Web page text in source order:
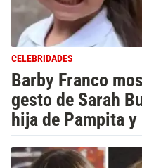
CELEBRIDADES
Barby Franco
gesto de Sarah
hija de Pampita